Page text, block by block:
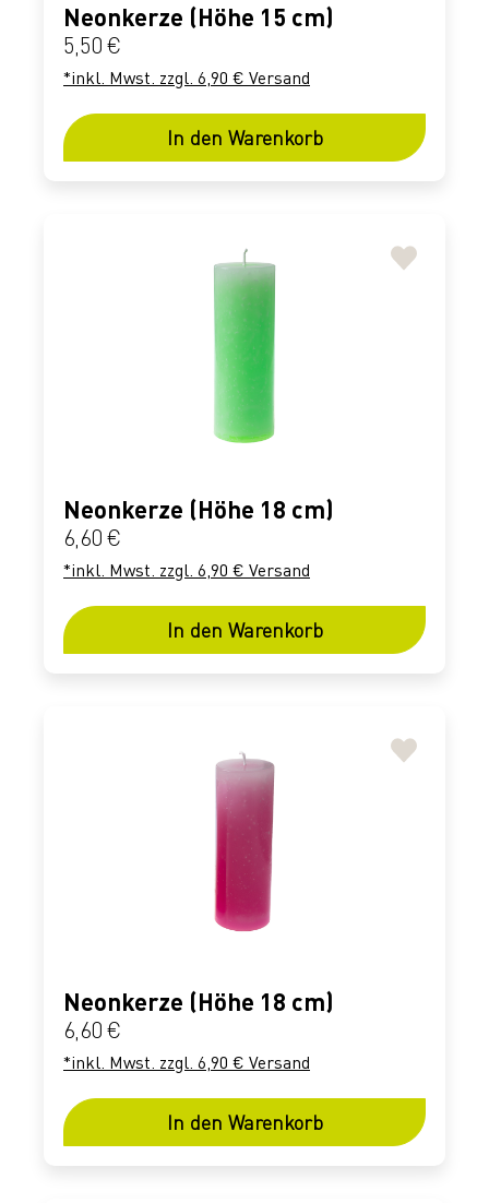
Neonkerze (Höhe 15 cm)
Regulärer Preis:
5,50 €
*inkl. Mwst. zzgl. 6,90 € Versand
In den Warenkorb
Neonkerze (Höhe 18 cm)
Regulärer Preis:
6,60 €
*inkl. Mwst. zzgl. 6,90 € Versand
In den Warenkorb
Neonkerze (Höhe 18 cm)
Regulärer Preis:
6,60 €
*inkl. Mwst. zzgl. 6,90 € Versand
In den Warenkorb